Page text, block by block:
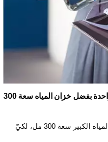
كيّ كمية أكبر من الملابس بجلسة واحدة بفضل خزان المياه سعة 300
إعادة تعبئة بوتيرة أقل، بفضل خزان المياه الكبير سعة 300 مل، لكيّ